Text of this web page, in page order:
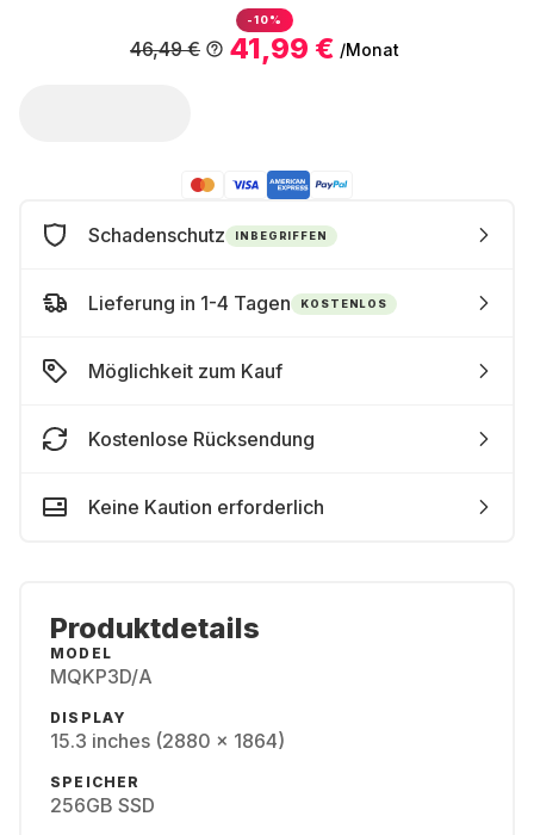
-10%
41,99 € /Monat
46,49 €
Schadenschutz INBEGRIFFEN
Lieferung in 1-4 Tagen KOSTENLOS
Möglichkeit zum Kauf
Kostenlose Rücksendung
Keine Kaution erforderlich
Produktdetails
MODEL
MQKP3D/A
DISPLAY
15.3 inches (2880 x 1864)
SPEICHER
256GB SSD